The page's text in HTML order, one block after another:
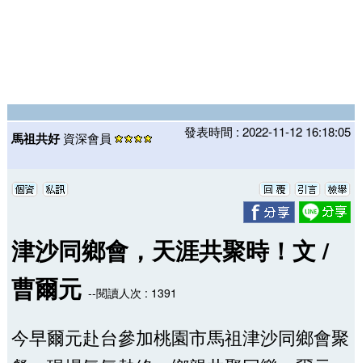
馬祖共好 資深會員 發表時間 : 2022-11-12 16:18:05
津沙同鄉會，天涯共聚時！文 /
曹爾元 --閱讀人次 : 1391
今早爾元赴台參加桃園市馬祖津沙同鄉會聚